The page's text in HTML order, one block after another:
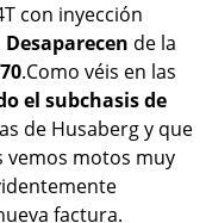
con inyección
Desaparecen de la
.Como véis en las
el subchasis de
de Husaberg y que
vemos motos muy
factura.